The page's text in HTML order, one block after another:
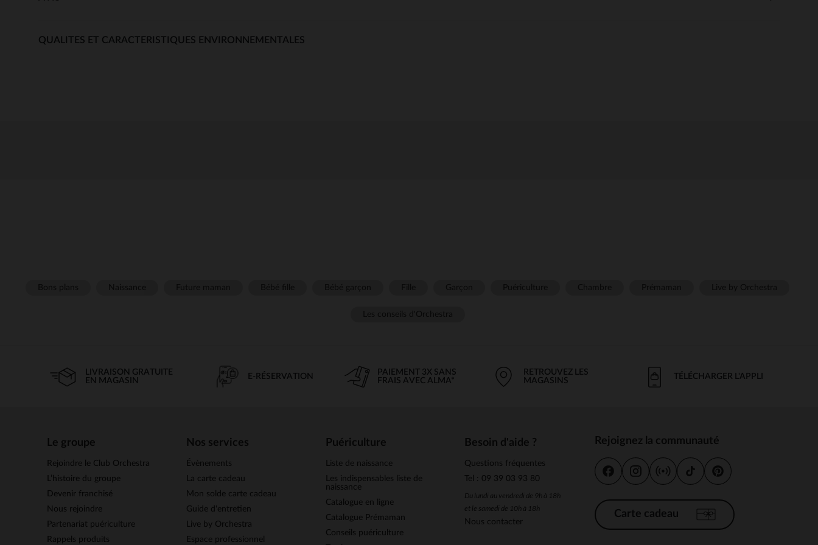
QUALITES ET CARACTERISTIQUES ENVIRONNEMENTALES
LIVRAISON GRATUITE
EN MAGASIN
E-RÉSERVATION
PAIEMENT 3X SANS
FRAIS AVEC ALMA*
RETROUVEZ LES
MAGASINS
TÉLÉCHARGER L'APPLI
Le groupe
Rejoindre le Club Orchestra
L’histoire du groupe
Devenir franchisé
Nous rejoindre
Partenariat puériculture
Rappels produits
Nos services
Évènements
La carte cadeau
Mon solde carte cadeau
Guide d'entretien
Live by Orchestra
Espace professionnel
Puériculture
Liste de naissance
Les indispensables liste de
naissance
Catalogue en ligne
Catalogue Prémaman
Conseils puériculture
Besoin d'aide ?
Questions fréquentes
Tel : 09 39 03 93 80
Du lundi au vendredi de 9h à 18h
et le samedi de 10h à 18h
Nous contacter
Rejoignez la communauté
Carte cadeau